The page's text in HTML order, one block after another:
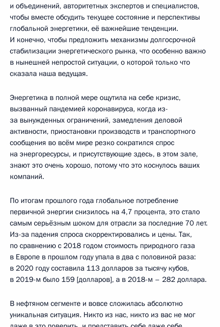
и объединений, авторитетных экспертов и специалистов,
чтобы вместе обсудить текущее состояние и перспективы
глобальной энергетики, её важнейшие тенденции.
И конечно, чтобы предложить механизмы долгосрочной
стабилизации энергетического рынка, что особенно важно
в нынешней непростой ситуации, о которой только что
сказала наша ведущая.
Энергетика в полной мере ощутила на себе кризис,
вызванный пандемией коронавируса, когда из-
за вынужденных ограничений, замедления деловой
активности, приостановки производств и транспортного
сообщения во всём мире резко сократился спрос
на энергоресурсы, и присутствующие здесь, в этом зале,
знают это очень хорошо, потому что это коснулось ваших
компаний.
По итогам прошлого года глобальное потребление
первичной энергии снизилось на 4,7 процента, это стало
самым серьёзным шоком для отрасли за последние 70 лет.
Из-за падения спроса скорректировались и цены. Так,
по сравнению с 2018 годом стоимость природного газа
в Европе в прошлом году упала в два с половиной раза:
в 2020 году составила 113 долларов за тысячу кубов,
в 2019-м было 159 [долларов], а в 2018-м – 282 доллара.
В нефтяном сегменте и вовсе сложилась абсолютно
уникальная ситуация. Никто из нас, никто из вас не мог